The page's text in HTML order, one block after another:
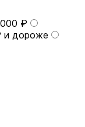
₽
и дороже